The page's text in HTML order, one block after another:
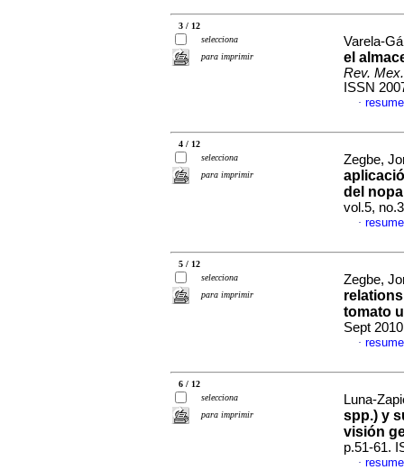
3 / 12
selecciona
para imprimir
Varela-
el
Rev.
ISSN
·
4 / 12
selecciona
para imprimir
Zegbe,
del
vol.5,
·
5 / 12
selecciona
para imprimir
Zegbe,
tomato
Sept
·
6 / 12
selecciona
para imprimir
Luna-
spp.) y
visión
p.51-61.
·